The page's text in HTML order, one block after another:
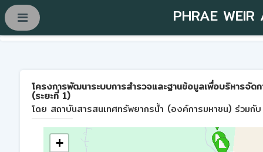
PHRAE WEIR
โครงการพัฒนาระบบการสำรวจและฐานข้อมูลเพื่อบริหารจั
(ระยะที่ 1)
โดย สถาบันสารสนเทศทรัพยากรน้ำ (องค์การมหาชน) ร่วมกั
+